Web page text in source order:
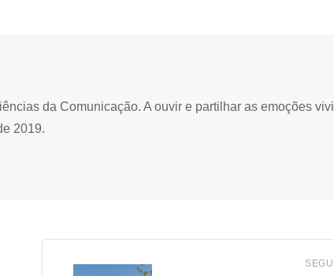
da Comunicação. A ouvir e partilhar as emoções
2019.